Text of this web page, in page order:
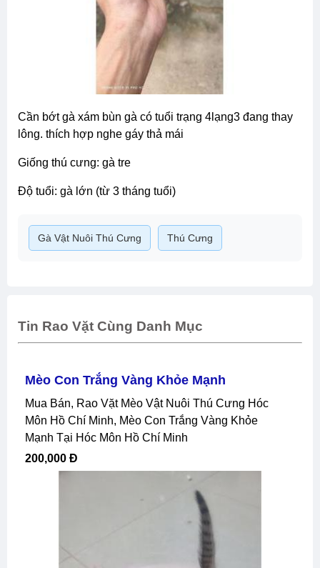
cần bớt gà xám bùn gà có tuổi trạng 4lạng3 đang thay
lông. thích hợp nghe gáy thả mái
giống thú cưng: gà tre
độ tuổi: gà lớn (từ 3 tháng tuổi)
Gà Vật Nuôi Thú Cưng Thú Cưng
Tin Rao Vặt Cùng Danh Mục
Mèo Con Trắng Vàng Khỏe Mạnh
Mua Bán, Rao Vặt Mèo Vật Nuôi Thú Cưng Hóc
Môn Hồ Chí Minh, Mèo Con Trắng Vàng Khỏe
Mạnh Tại Hóc Môn Hồ Chí Minh
200,000 Đ